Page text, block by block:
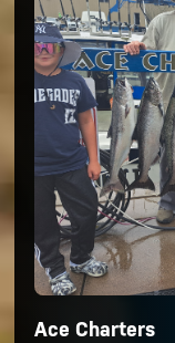
Ace Charters